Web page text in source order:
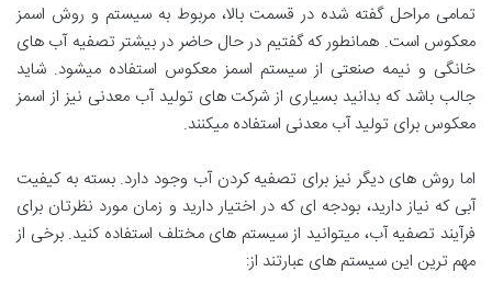
تمامی مراحل گفته شده در قسمت بالا، مربوط به سیستم و روش اسمز
معکوس است. همانطور که گفتیم در حال حاضر در بیشتر تصفیه آب های
خانگی و نیمه صنعتی از سیستم اسمز معکوس استفاده میشود. شاید
جالب باشد که بدانید بسیاری از شرکت های تولید آب معدنی نیز از اسمز
معکوس برای تولید آب معدنی استفاده میکنند.
اما روش های دیگر نیز برای تصفیه کردن آب وجود دارد. بسته به کیفیت
آبی که نیاز دارید، بودجه ای که در اختیار دارید و زمان مورد نظرتان برای
فرآیند تصفیه آب، میتوانید از سیستم های مختلف استفاده کنید. برخی از
مهم ترین این سیستم های عبارتند از: